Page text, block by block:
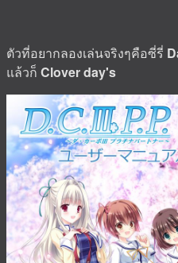
ตัวที่อยากลองเล่นจริงๆคือซี่รี่
แล้วก็ Clover day's